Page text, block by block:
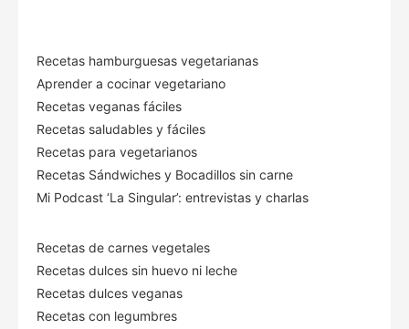
Recetas hamburguesas vegetarianas
Aprender a cocinar vegetariano
Recetas veganas fáciles
Recetas saludables y fáciles
Recetas para vegetarianos
Recetas Sándwiches y Bocadillos sin carne
Mi Podcast ‘La Singular’: entrevistas y charlas
Recetas de carnes vegetales
Recetas dulces sin huevo ni leche
Recetas dulces veganas
Recetas con legumbres